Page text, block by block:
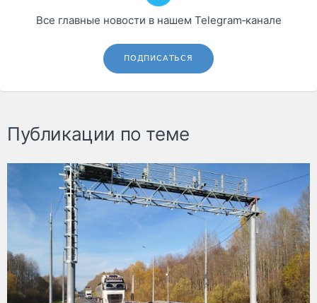
Все главные новости в нашем Telegram‑канале
ПОДПИСАТЬСЯ
Публикации по теме